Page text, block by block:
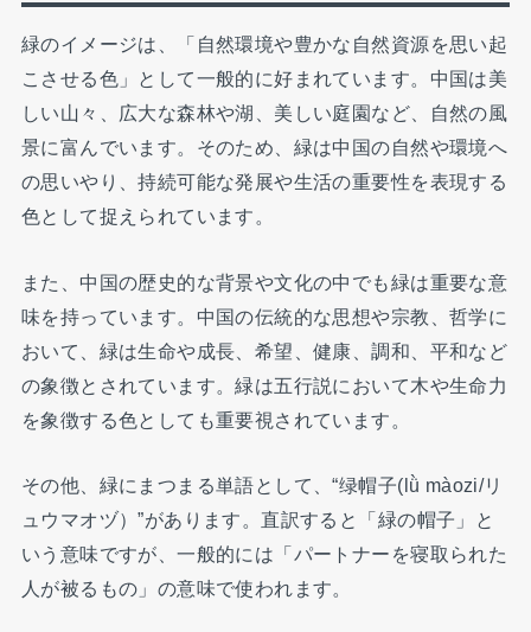
緑のイメージは、「自然環境や豊かな自然資源を思い起
こさせる色」として一般的に好まれています。中国は美
しい山々、広大な森林や湖、美しい庭園など、自然の風
景に富んでいます。そのため、緑は中国の自然や環境へ
の思いやり、持続可能な発展や生活の重要性を表現する
色として捉えられています。
また、中国の歴史的な背景や文化の中でも緑は重要な意
味を持っています。中国の伝統的な思想や宗教、哲学に
おいて、緑は生命や成長、希望、健康、調和、平和など
の象徴とされています。緑は五行説において木や生命力
を象徴する色としても重要視されています。
その他、緑にまつまる単語として、“绿帽子(lǜ màozi/リ
ュウマオヅ）”があります。直訳すると「緑の帽子」と
いう意味ですが、一般的には「パートナーを寝取られた
人が被るもの」の意味で使われます。